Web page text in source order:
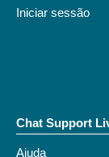
Iniciar sessão
Chat Support
Ajuda